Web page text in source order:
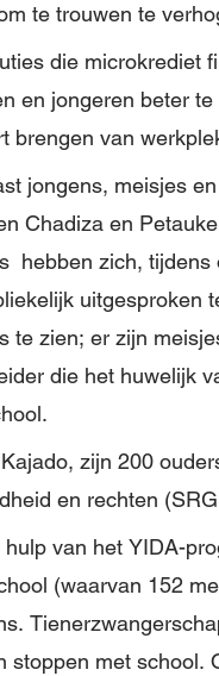
te trouwen te
die microkrediet
en jongeren beter
brengen van
jongens, meisjes
Chadiza en
hebben zich, tijdens
uitgesproken
te zien; er zijn
die het huwelijk
zijn 200
en rechten
van het YIDA-
(waarvan 152
stoppen met